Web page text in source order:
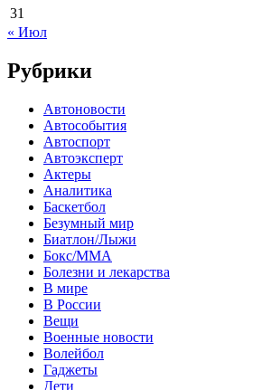
31
« Июл
Рубрики
Автоновости
Автособытия
Автоспорт
Автоэксперт
Актеры
Аналитика
Баскетбол
Безумный мир
Биатлон/Лыжи
Бокс/MMA
Болезни и лекарства
В мире
В России
Вещи
Военные новости
Волейбол
Гаджеты
Дети